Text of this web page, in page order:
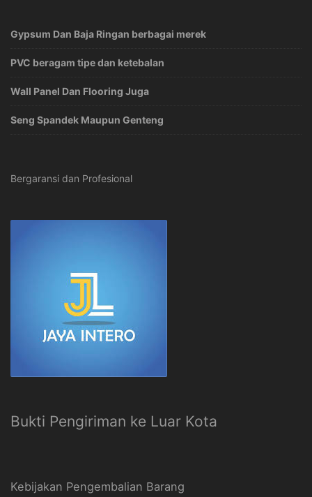
Gypsum Dan Baja Ringan berbagai merek
PVC beragam tipe dan ketebalan
Wall Panel Dan Flooring Juga
Seng Spandek Maupun Genteng
Bergaransi dan Profesional
Bukti Pengiriman ke Luar Kota
Kebijakan Pengembalian Barang